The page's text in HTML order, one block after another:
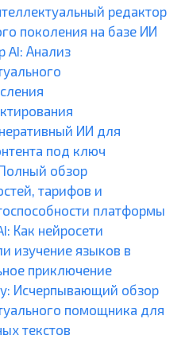
редактор
поколения на базе ИИ
AI: Анализ
ИИ для
под ключ
обзор
тарифов и
платформы
Как нейросети
изучение языков в
приключение
Исчерпывающий обзор
помощника для
текстов